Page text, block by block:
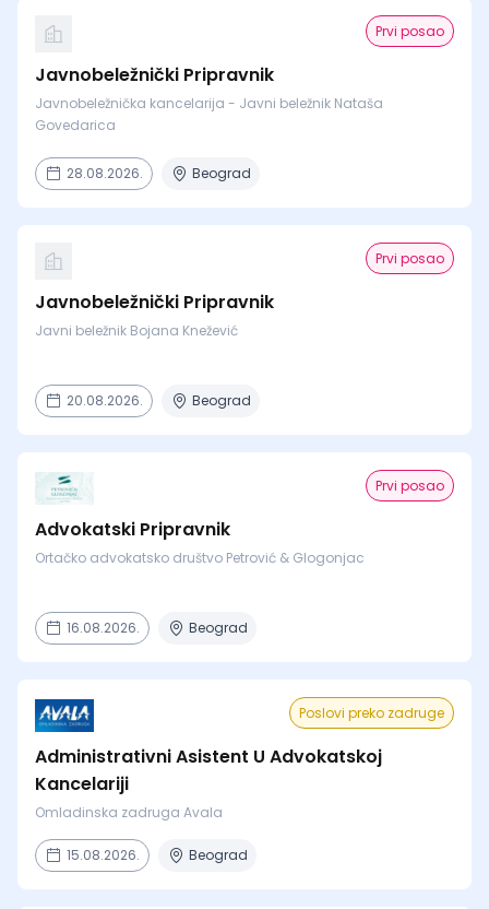
Prvi posao
Javnobeležnički Pripravnik
Javnobeležnička kancelarija - Javni beležnik Nataša
Govedarica
28.08.2026. Beograd
Prvi posao
Javnobeležnički Pripravnik
Javni beležnik Bojana Knežević
20.08.2026. Beograd
Prvi posao
Advokatski Pripravnik
Ortačko advokatsko društvo Petrović & Glogonjac
16.08.2026. Beograd
Poslovi preko zadruge
Administrativni Asistent U Advokatskoj
Kancelariji
Omladinska zadruga Avala
15.08.2026. Beograd